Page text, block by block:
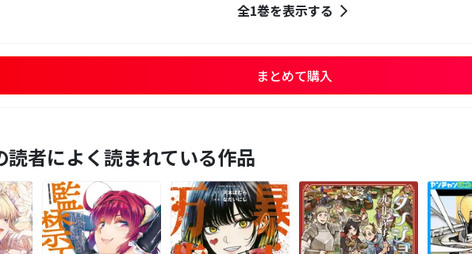
全1巻を表示する
まとめて購入
読者によく読まれている作品